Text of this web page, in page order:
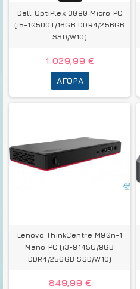
Dell OptiPlex 3080 Micro PC
(i5-10500T/16GB DDR4/256GB
SSD/W10)
1.029,99 €
ΑΓΟΡΆ
Lenovo ThinkCentre M90n-1
Nano PC (i3-8145U/8GB
DDR4/256GB SSD/W10)
849,99 €